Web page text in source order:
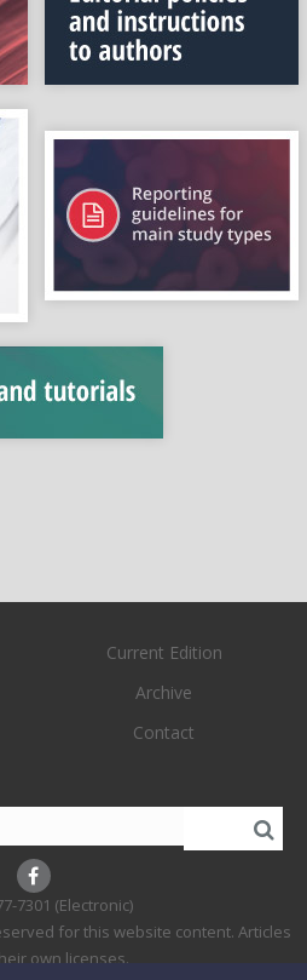
Current Edition
Archive
Contact
7301 (Electronic)
for this website content. Articles
own licenses.